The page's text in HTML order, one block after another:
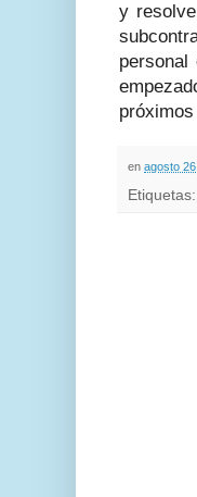
y
en agosto
Etiquetas: